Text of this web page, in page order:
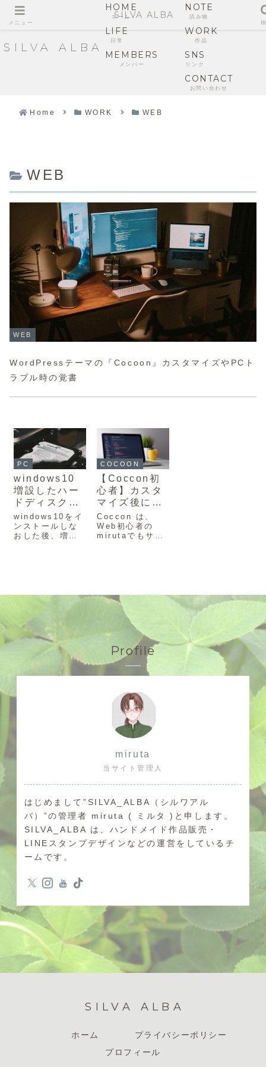
SILVA ALBA
HOME
ホーム
NOTE
読み物
LIFE
日常
WORK
作品
MEMBERS
メンバー
SNS
リンク
CONTACT
お問い合わせ
Home WORK WEB
WEB
WEB
WordPressテーマの『Cocoon』カスタマイズやPCト
ラブル時の覚書
PC
windows10
増設したハー
ドディスクが
表示されない
時に最初に確
認すること
windows10をイ
ンストールしな
おした後、増設
COCOON
【Coccon初
心者】カスタ
マイズ後に崩
れたレスポン
シブを簡易修
正する方法。
Coccon は、
Web初心者の
mirutaでもサイ
にレスポンシブ
が崩れているこ
とに気付いた時
の簡易修正方法
をまとめまし
た。Profile
miruta
当サイト管理人
はじめまして”SILVA_ALBA（シルワアル
バ）”の管理者 miruta ( ミルタ )と申します。
SILVA_ALBA は、ハンドメイド作品販売・
LINEスタンプデザインなどの運営をしているチ
ームです。
SILVA ALBA
ホーム
プライバシーポリシー
プロフィール
メニュー
SILVA ALBA